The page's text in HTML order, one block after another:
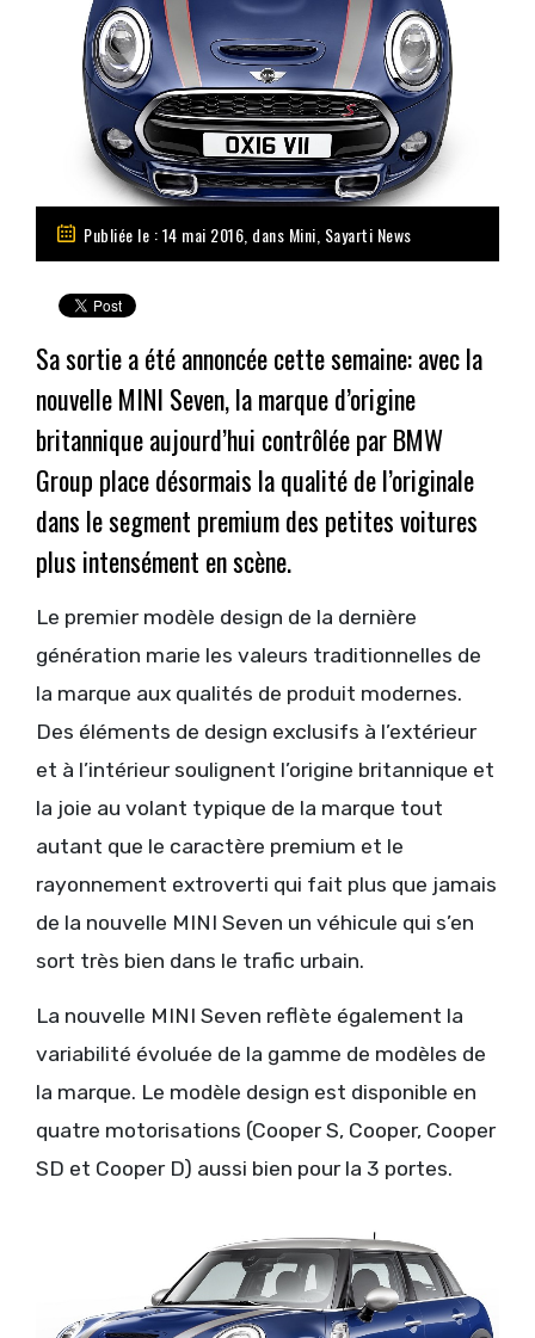
Publiée le : 14 mai 2016, dans Mini Sayarti News
Sa sortie a été annoncée cette semaine: avec la
nouvelle MINI Seven, la marque d’origine
britannique aujourd’hui contrôlée par BMW
Group place désormais la qualité de l’originale
dans le segment premium des petites voitures
plus intensément en scène.
Le premier modèle design de la dernière
génération marie les valeurs traditionnelles de
la marque aux qualités de produit modernes.
Des éléments de design exclusifs à l’extérieur
et à l’intérieur soulignent l’origine britannique et
la joie au volant typique de la marque tout
autant que le caractère premium et le
rayonnement extroverti qui fait plus que jamais
de la nouvelle MINI Seven un véhicule qui s’en
sort très bien dans le trafic urbain.
La nouvelle MINI Seven reflète également la
variabilité évoluée de la gamme de modèles de
la marque. Le modèle design est disponible en
quatre motorisations (Cooper S, Cooper, Cooper
SD et Cooper D) aussi bien pour la 3 portes.